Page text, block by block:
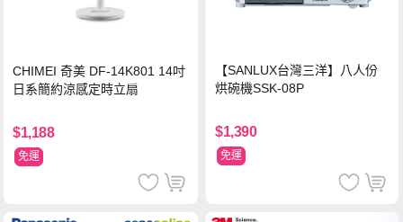
CHIMEI 奇美 DF-14K801 14吋
日系簡約涼感定時立扇
$1,188
免運
【SANLUX台灣三洋】八人份
烘碗機SSK-08P
$1,390
免運